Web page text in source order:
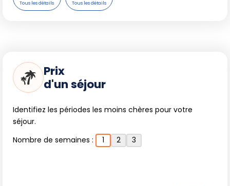
Prix
d'un séjour
Identifiez les périodes les moins chères pour votre
séjour.
Nombre de semaines :
1 2 3